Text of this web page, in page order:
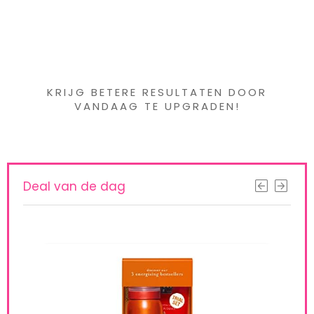
KRIJG BETERE RESULTATEN DOOR
VANDAAG TE UPGRADEN!
Deal van de dag